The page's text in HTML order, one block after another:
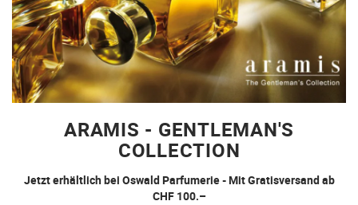
ARAMIS - GENTLEMAN'S
COLLECTION
Jetzt erhältlich bei Oswald Parfumerie - Mit Gratisversand ab
CHF 100.–